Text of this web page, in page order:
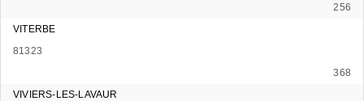
256
VITERBE
81323
368
VIVIERS-LES-LAVAUR